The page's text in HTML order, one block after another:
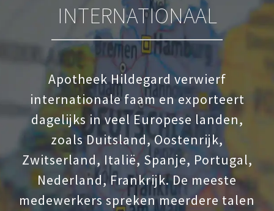
INTERNATIONAAL
Apotheek Hildegard verwierf
internationale faam en exporteert
dagelijks in veel Europese landen,
zoals Duitsland, Oostenrijk,
Zwitserland, Italië, Spanje, Portugal,
Nederland, Frankrijk. De meeste
medewerkers spreken meerdere talen